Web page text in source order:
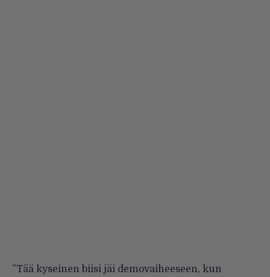
”Tää kyseinen biisi jäi demovaiheeseen, kun